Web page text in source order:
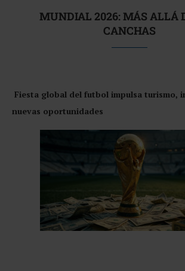
MUNDIAL 2026: MÁS ALLÁ
CANCHAS
Fiesta global del futbol impulsa turismo,
nuevas oportunidades